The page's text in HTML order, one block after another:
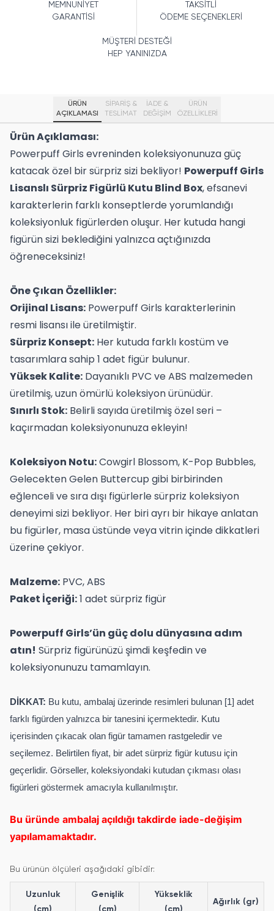
MEMNUNİYET
GARANTİSİ
TAKSİTLİ
ÖDEME SEÇENEKLERİ
MÜŞTERİ DESTEĞİ
HEP YANINIZDA
ÜRÜN
AÇIKLAMASI
SİPARİŞ &
TESLİMAT
İADE &
DEĞİŞİM
ÜRÜN
ÖZELLIKLERI
Ürün Açıklaması:
Powerpuff Girls evreninden koleksiyonunuza güç
katacak özel bir sürpriz sizi bekliyor! Powerpuff Girls
Lisanslı Sürpriz Figürlü Kutu Blind Box, efsanevi
karakterlerin farklı konseptlerde yorumlandığı
koleksiyonluk figürlerden oluşur. Her kutuda hangi
figürün sizi beklediğini yalnızca açtığınızda
öğreneceksiniz!
Öne Çıkan Özellikler:
Orijinal Lisans: Powerpuff Girls karakterlerinin
resmi lisansı ile üretilmiştir.
Sürpriz Konsept: Her kutuda farklı kostüm ve
tasarımlara sahip 1 adet figür bulunur.
Yüksek Kalite: Dayanıklı PVC ve ABS malzemeden
üretilmiş, uzun ömürlü koleksiyon ürünüdür.
Sınırlı Stok: Belirli sayıda üretilmiş özel seri –
kaçırmadan koleksiyonunuza ekleyin!
Koleksiyon Notu:Cowgirl Blossom, K-Pop Bubbles,
Gelecekten Gelen Buttercup gibi birbirinden
eğlenceli ve sıra dışı figürlerle sürpriz koleksiyon
deneyimi sizi bekliyor. Her biri ayrı bir hikaye anlatan
bu figürler, masa üstünde veya vitrin içinde dikkatleri
üzerine çekiyor.
Malzeme: PVC, ABS
Paket İçeriği:1 adet sürpriz figür
Powerpuff Girls’ün güç dolu dünyasına adım
atın! Sürpriz figürünüzü şimdi keşfedin ve
koleksiyonunuzu tamamlayın.
DİKKAT: Bu kutu, ambalaj üzerinde resimleri bulunan [1] adet
farklı figürden yalnızca bir tanesini içermektedir. Kutu
içerisinden çıkacak olan figür tamamen rastgeledir ve
seçilemez. Belirtilen fiyat, bir adet sürpriz figür kutusu için
geçerlidir. Görseller, koleksiyondaki kutudan çıkması olası
figürleri göstermek amacıyla kullanılmıştır.
Bu üründe ambalaj açıldığı takdirde iade-değişim
yapılamamaktadır.
Bu ürünün ölçüleri aşağıdaki gibidir:
Uzunluk
(cm)
Genişlik
(cm)
Yükseklik
(cm)
Ağırlık (gr)